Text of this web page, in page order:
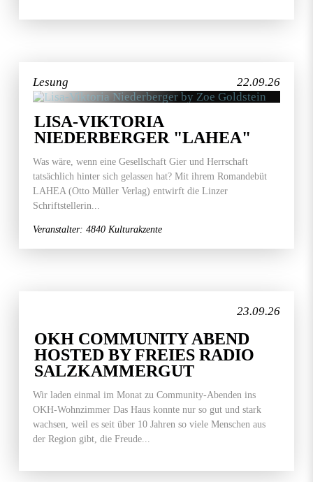
22.09.26
Lesung
LISA-VIKTORIA
NIEDERBERGER "LAHEA"
Was wäre, wenn eine Gesellschaft Gier und Herrschaft
tatsächlich hinter sich gelassen hat? Mit ihrem Romandebüt
LAHEA (Otto Müller Verlag) entwirft die Linzer
Schriftstellerin...
Veranstalter: 4840 Kulturakzente
23.09.26
OKH COMMUNITY ABEND
HOSTED BY FREIES RADIO
SALZKAMMERGUT
Wir laden einmal im Monat zu Community-Abenden ins
OKH-Wohnzimmer Das Haus konnte nur so gut und stark
wachsen, weil es seit über 10 Jahren so viele Menschen aus
der Region gibt, die Freude...